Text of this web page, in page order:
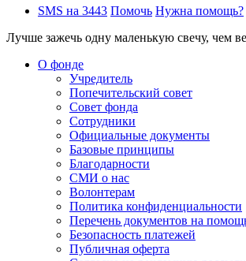
SMS на 3443 Помочь Нужна помощь?
Лучше зажечь одну маленькую свечу, чем
О фонде
Учредитель
Попечительский совет
Совет фонда
Сотрудники
Официальные документы
Базовые принципы
Благодарности
СМИ о нас
Волонтерам
Политика конфиденциальности
Перечень документов на
Безопасность платежей
Публичная оферта